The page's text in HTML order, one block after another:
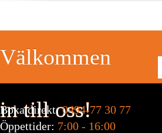
Välkommen
in till oss!
Boka direkt:0494-77 30 77
Öppettider: 7:00 - 16:00